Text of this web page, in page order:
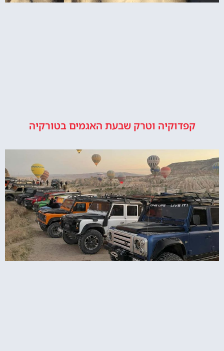
קפדוקיה וטרק שבעת האגמים בטורקיה